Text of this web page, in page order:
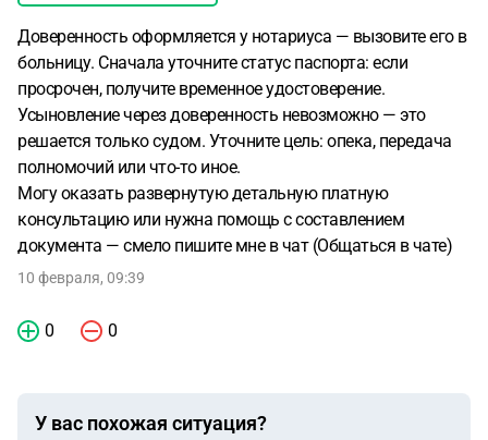
Доверенность оформляется у нотариуса — вызовите его в
больницу. Сначала уточните статус паспорта: если
просрочен, получите временное удостоверение.
Усыновление через доверенность невозможно — это
решается только судом. Уточните цель: опека, передача
полномочий или что-то иное.
Могу оказать развернутую детальную платную
консультацию или нужна помощь с составлением
документа — смело пишите мне в чат (Общаться в чате)
10 февраля, 09:39
0 0
У вас похожая ситуация?